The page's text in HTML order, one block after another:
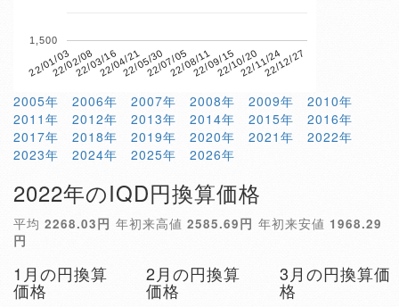
22/01/0322/02/0822/03/1622/04/2122/05/3022/07/0522/08/1122/09/1522/10/2022/11/2422/12/27
1,500
2005年 2006年 2007年 2008年 2009年
2010年
2011年
2012年 2013年 2014年 2015年
2016年
2017年
2018年 2019年 2020年 2021年
2022年
2023年
2024年 2025年 2026年
2022年のIQD円換算価格
平均 2268.03円 年初来高値 2585.69円 年初来安値 1968.29
円
1月の円換算
価格
2月の円換算
価格
3月の円換算価
格